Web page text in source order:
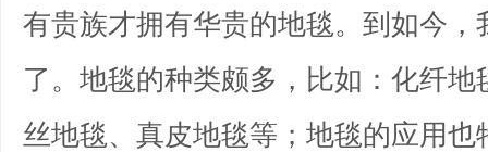
有贵族才拥有华贵的地毯。到如今
了。地毯的种类颇多，比如：化纤
丝地毯、真皮地毯等；地毯的应用